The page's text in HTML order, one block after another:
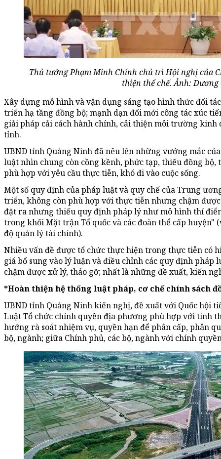
Thủ tướng Phạm Minh Chính chủ trì Hội nghị của
thiện thể chế. Ảnh: Dương
Xây dựng mô hình và vận dụng sáng tạo hình thức đối
triển hạ tầng đồng bộ; mạnh dạn đổi mới công tác xúc
giải pháp cải cách hành chính, cải thiện môi trường kinh
tỉnh.
UBND tỉnh Quảng Ninh đã nêu lên những vướng mắc
luật nhìn chung còn cồng kềnh, phức tạp, thiếu đồng
phù hợp với yêu cầu thực tiễn, khó đi vào cuộc sống.
Một số quy định của pháp luật và quy chế của Trung
triển, không còn phù hợp với thực tiễn nhưng chậm
đặt ra nhưng thiếu quy định pháp lý như mô hình thí
trong khối Mặt trận Tổ quốc và các đoàn thể cấp huyện"
độ quản lý tài chính).
Nhiều vấn đề được tổ chức thực hiện trong thực tiễn có
giá bổ sung vào lý luận và điều chỉnh các quy định pháp
chậm được xử lý, tháo gỡ; nhất là những đề xuất, kiến
*Hoàn thiện hệ thống luật pháp, cơ chế chính sách
UBND tỉnh Quảng Ninh kiến nghị, đề xuất với Quốc hội
Luật Tổ chức chính quyền địa phương phù hợp với tinh
hướng rà soát nhiệm vụ, quyền hạn để phân cấp, phân
bộ, ngành; giữa Chính phủ, các bộ, ngành với chính